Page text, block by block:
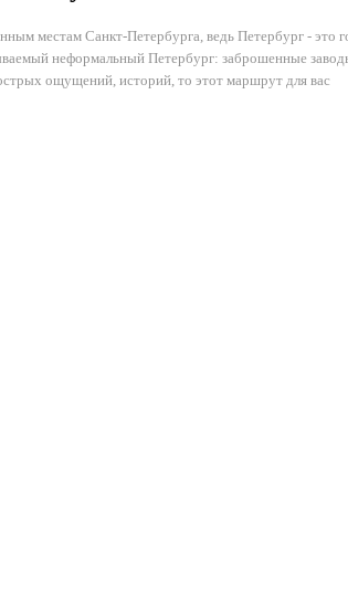
местам Санкт-Петербурга, ведь Петербург - это
неформальный Петербург: заброшенные
ощущений, историй, то этот маршрут для вас